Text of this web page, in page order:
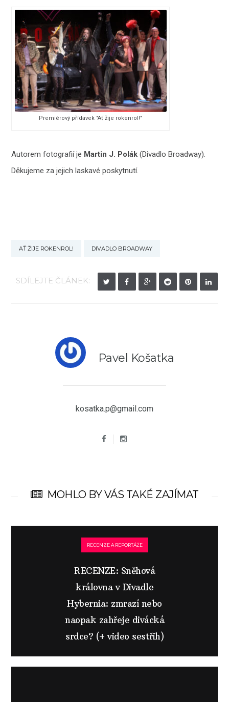
Premiérový přídavek "Ať žije rokenrol!"
Autorem fotografií je Martin J. Polák (Divadlo Broadway).
Děkujeme za jejich laskavé poskytnutí.
AŤ ŽIJE ROKENROL! DIVADLO BROADWAY
SDÍLEJTE ČLÁNEK:
Pavel Košatka
kosatka.p@gmail.com
MOHLO BY VÁS TAKÉ ZAJÍMAT
RECENZE A REPORTÁŽE
RECENZE: Sněhová
královna v Divadle
Hybernia: zmrazí nebo
naopak zahřeje divácká
srdce? (+ video sestřih)